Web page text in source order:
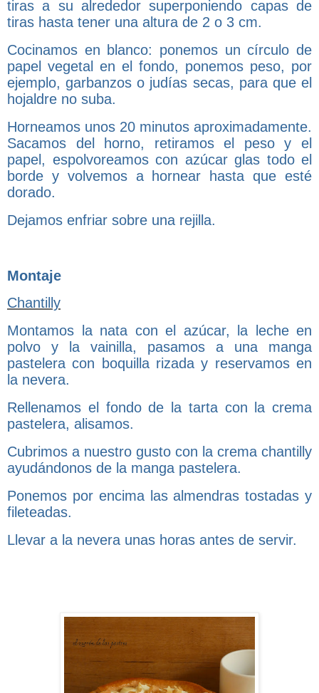
tiras a su alrededor superponiendo capas de
tiras hasta tener una altura de 2 o 3 cm.
Cocinamos en blanco: ponemos un círculo de
papel vegetal en el fondo, ponemos peso, por
ejemplo, garbanzos o judías secas, para que el
hojaldre no suba.
Horneamos unos 20 minutos aproximadamente.
Sacamos del horno, retiramos el peso y el
papel, espolvoreamos con azúcar glas todo el
borde y volvemos a hornear hasta que esté
dorado.
Dejamos enfriar sobre una rejilla.
Montaje
Chantilly
Montamos la nata con el azúcar, la leche en
polvo y la vainilla, pasamos a una manga
pastelera con boquilla rizada y reservamos en
la nevera.
Rellenamos el fondo de la tarta con la crema
pastelera, alisamos.
Cubrimos a nuestro gusto con la crema chantilly
ayudándonos de la manga pastelera.
Ponemos por encima las almendras tostadas y
fileteadas.
Llevar a la nevera unas horas antes de servir.